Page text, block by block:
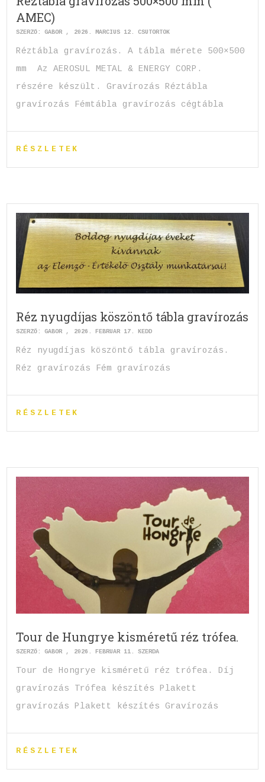
AMEC)
SZERZŐ:GABOR 2026. MÁRCIUS 12. CSÜTÖRTÖK
Réztábla gravírozás. A tábla mérete 500×500
mm Az AEROSUL METAL & ENERGY CORP.
részére készült. Gravírozás Réztábla
gravírozás Fémtábla gravírozás cégtábla
RÉSZLETEK
Réz nyugdíjas köszöntő tábla gravírozás
SZERZŐ:GABOR 2026. FEBRUÁR 17. KEDD
Réz nyugdíjas köszöntő tábla gravírozás.
Réz gravírozás Fém gravírozás
RÉSZLETEK
Tour de Hungrye kisméretű réz trófea.
SZERZŐ:GABOR 2026. FEBRUÁR 11. SZERDA
Tour de Hongrye kisméretű réz trófea. Díj
gravírozás Trófea készítés Plakett
gravírozás Plakett készítés Gravírozás
RÉSZLETEK